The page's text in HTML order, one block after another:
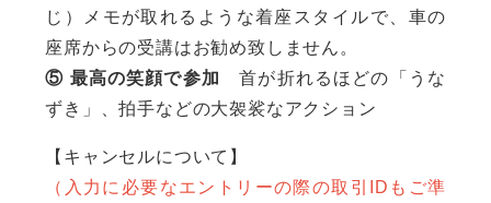
じ）メモが取れるような着座スタイルで、車の
座席からの受講はお勧め致しません。
⑤ 最高の笑顔で参加首が折れるほどの「うな
ずき」、拍手などの大袈裟なアクション
【キャンセルについて】
（入力に必要なエントリーの際の取引IDもご準